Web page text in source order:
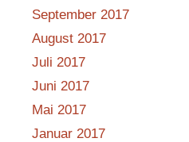
September 2017
August 2017
Juli 2017
Juni 2017
Mai 2017
Januar 2017